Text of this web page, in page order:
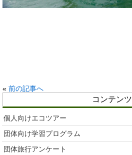
« 前の記事へ
コンテンツ
個人向けエコツアー
団体向け学習プログラム
団体旅行アンケート